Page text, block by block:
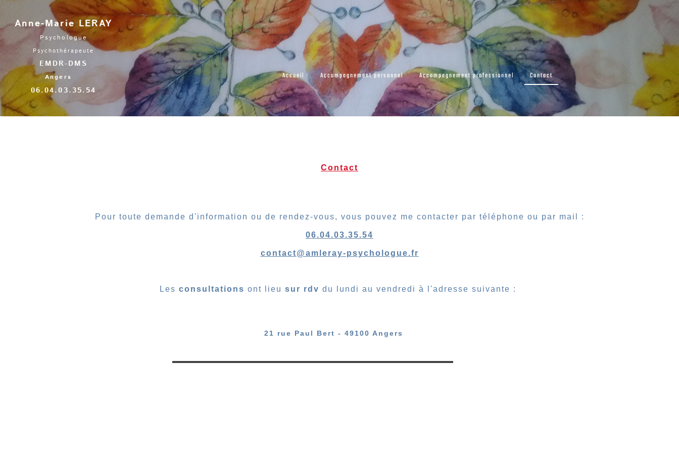
Anne-Marie LERAY
Psychologue
Psychothérapeute
EMDR-DMS
Angers
06.04.03.35.54
Accueil Accompagnement personnel Accompagnement professionnel Contact
Contact
Pour toute demande d'information ou de rendez-vous, vous pouvez me contacter par téléphone ou par mail :
06.04.03.35.54
contact@amleray-psychologue.fr
Les consultations ont lieu sur rdv du lundi au vendredi à l'adresse suivante :
21 rue Paul Bert - 49100 Angers